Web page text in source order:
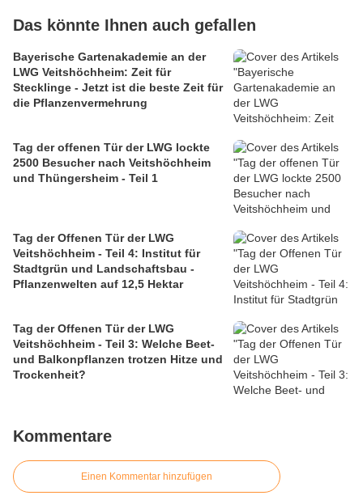
Das könnte Ihnen auch gefallen
Bayerische Gartenakademie an der
LWG Veitshöchheim: Zeit für
Stecklinge - Jetzt ist die beste Zeit für
die Pflanzenvermehrung
Tag der offenen Tür der LWG lockte
2500 Besucher nach Veitshöchheim
und Thüngersheim - Teil 1
Tag der Offenen Tür der LWG
Veitshöchheim - Teil 4: Institut für
Stadtgrün und Landschaftsbau -
Pflanzenwelten auf 12,5 Hektar
Tag der Offenen Tür der LWG
Veitshöchheim - Teil 3: Welche Beet-
und Balkonpflanzen trotzen Hitze und
Trockenheit?
Kommentare
Einen Kommentar hinzufügen